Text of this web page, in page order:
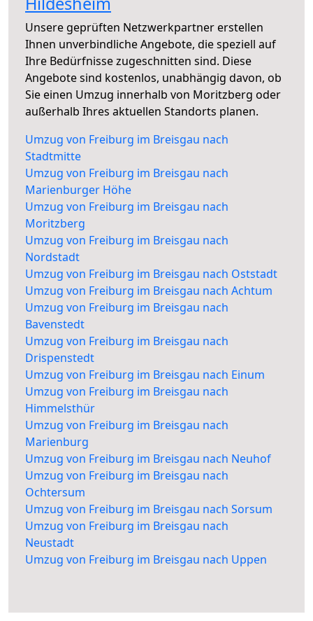
Unsere geprüften Netzwerkpartner erstellen
Ihnen unverbindliche Angebote, die speziell auf
Ihre Bedürfnisse zugeschnitten sind. Diese
Angebote sind kostenlos, unabhängig davon, ob
Sie einen Umzug innerhalb von Moritzberg oder
außerhalb Ihres aktuellen Standorts planen.
Umzug von Freiburg im Breisgau nach
Stadtmitte
Umzug von Freiburg im Breisgau nach
Marienburger Höhe
Umzug von Freiburg im Breisgau nach
Moritzberg
Umzug von Freiburg im Breisgau nach
Nordstadt
Umzug von Freiburg im Breisgau nach Oststadt
Umzug von Freiburg im Breisgau nach Achtum
Umzug von Freiburg im Breisgau nach
Bavenstedt
Umzug von Freiburg im Breisgau nach
Drispenstedt
Umzug von Freiburg im Breisgau nach Einum
Umzug von Freiburg im Breisgau nach
Himmelsthür
Umzug von Freiburg im Breisgau nach
Marienburg
Umzug von Freiburg im Breisgau nach Neuhof
Umzug von Freiburg im Breisgau nach
Ochtersum
Umzug von Freiburg im Breisgau nach Sorsum
Umzug von Freiburg im Breisgau nach
Neustadt
Umzug von Freiburg im Breisgau nach Uppen